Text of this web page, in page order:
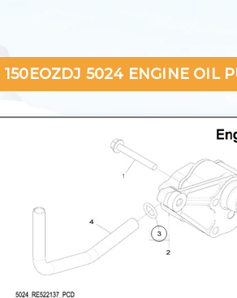
150EOZDJ 5024 ENGINE OIL